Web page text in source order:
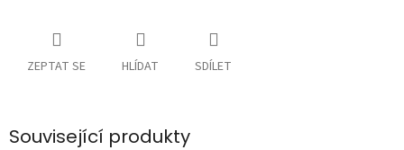
ZEPTAT SE HLÍDAT SDÍLET
Související produkty